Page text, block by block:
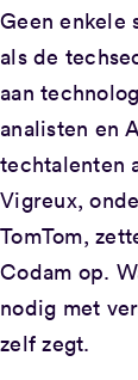
Geen enkele
als de
aan
analisten en
techtalenten
Vigreux,
TomTom,
Codam op.
nodig met
zelf zegt.